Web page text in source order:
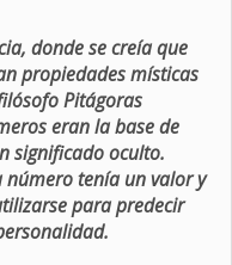
donde se creía que
propiedades místicas
Pitágoras
eran la base de
significado oculto.
número tenía un valor y
para predecir